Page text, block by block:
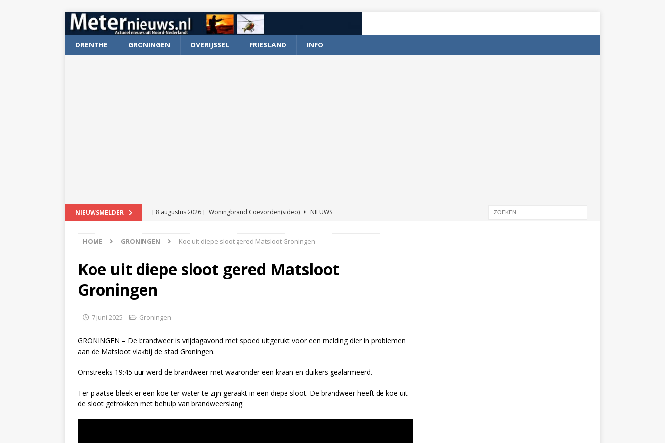
DRENTHE GRONINGEN OVERIJSSEL FRIESLAND INFO
NIEUWSMELDER [ 8 augustus 2026 ] Woningbrand Coevorden(video)
NIEUWS
[ 8 augustus 2026 ] Akker in brand Ruinen
DRENTHE
[ 7 augustus 2026 ]
Surfer aangevaren op Schildmeer Steendam(Video)
[ 8 augustus 2026 ]
Auto tegen een boom in Dwingeloo(Video)
HOME GRONINGEN Koe uit diepe sloot gered Matsloot Groningen
Koe uit diepe sloot gered Matsloot
Groningen
7 juni 2025 Groningen
GRONINGEN – De brandweer is vrijdagavond met spoed uitgerukt voor een melding dier in problemen
aan de Matsloot vlakbij de stad Groningen.
Omstreeks 19:45 uur werd de brandweer met waaronder een kraan en duikers gealarmeerd.
Ter plaatse bleek er een koe ter water te zijn geraakt in een diepe sloot. De brandweer heeft de koe uit
de sloot getrokken met behulp van brandweerslang.